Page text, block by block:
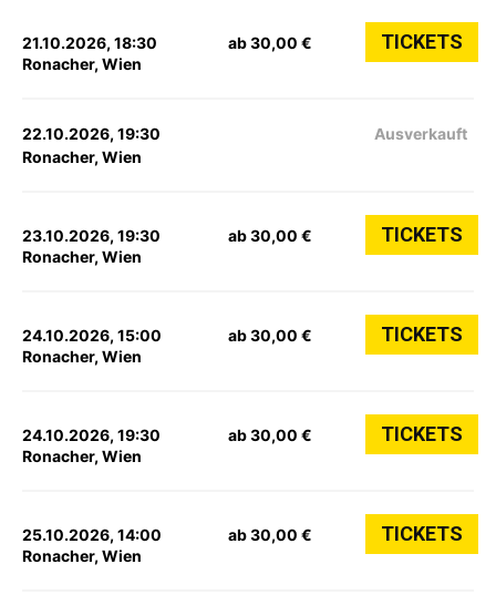
21.10.2026, 18:30
Ronacher, Wien
ab 30,00 € TICKETS
22.10.2026, 19:30
Ronacher, Wien
Ausverkauft
23.10.2026, 19:30
Ronacher, Wien
ab 30,00 € TICKETS
24.10.2026, 15:00
Ronacher, Wien
ab 30,00 € TICKETS
24.10.2026, 19:30
Ronacher, Wien
ab 30,00 € TICKETS
25.10.2026, 14:00
Ronacher, Wien
ab 30,00 € TICKETS